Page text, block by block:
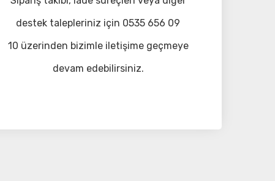
destek talepleriniz için 0535 656 09
10 üzerinden bizimle iletişime geçmeye
devam edebilirsiniz.